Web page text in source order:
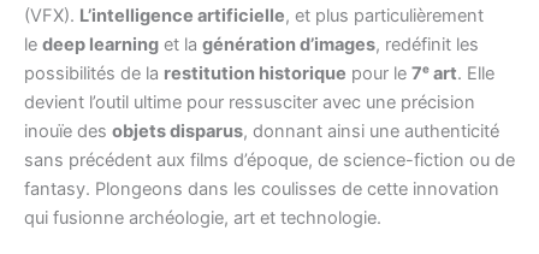
(VFX). L’intelligence artificielle, et plus particulièrement
le deep learning et la génération d’images, redéfinit les
possibilités de la restitution historique pour le 7ᵉ art. Elle
devient l’outil ultime pour ressusciter avec une précision
inouïe des objets disparus, donnant ainsi une authenticité
sans précédent aux films d’époque, de science-fiction ou de
fantasy. Plongeons dans les coulisses de cette innovation
qui fusionne archéologie, art et technologie.